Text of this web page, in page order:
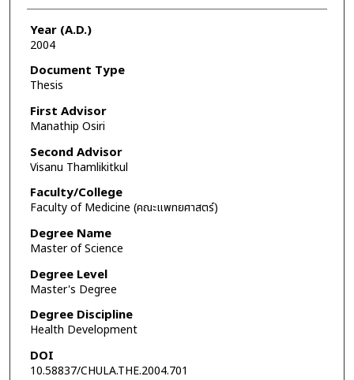
Year (A.D.)
2004
Document Type
Thesis
First Advisor
Manathip Osiri
Second Advisor
Visanu Thamlikitkul
Faculty/College
Faculty of Medicine (คณะแพทยศาสตร์)
Degree Name
Master of Science
Degree Level
Master's Degree
Degree Discipline
Health Development
DOI
10.58837/CHULA.THE.2004.701